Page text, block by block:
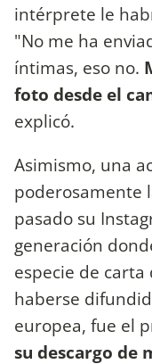
intérprete le
"No me ha
íntimas, eso no.
foto desde el
explicó.
Asimismo, una
poderosamente
pasado su
generación
especie de
haberse
europea, fue el
su descargo de